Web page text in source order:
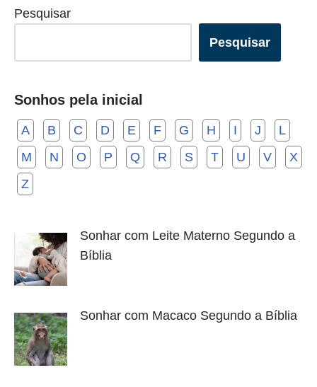
Pesquisar
Pesquisar
Sonhos pela inicial
A B C D E F G H I J
L
M
N O P Q R S T U V
X
Z
Sonhar com Leite Materno Segundo a
Bíblia
Sonhar com Macaco Segundo a Bíblia